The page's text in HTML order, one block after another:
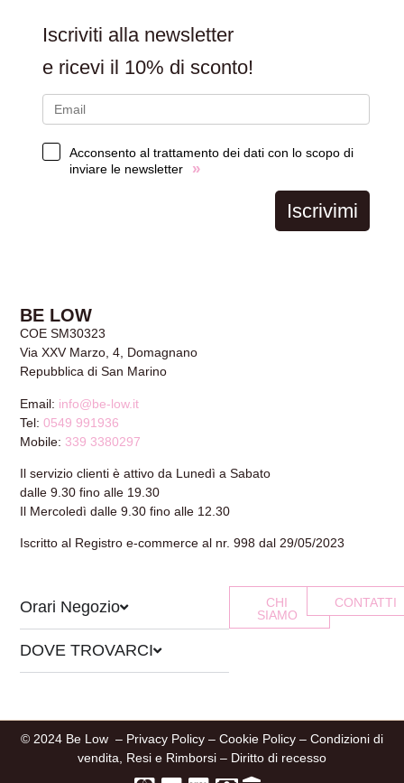
Iscriviti alla newsletter
e ricevi il 10% di sconto!
Acconsento al trattamento dei dati con lo scopo di
inviare le newsletter
»
Iscrivimi
BE LOW
COE SM30323
Via XXV Marzo, 4, Domagnano
Repubblica di San Marino
Email: info@be-low.it
Tel:0549 991936
Mobile: 339 3380297
Il servizio clienti è attivo da Lunedì a Sabato
dalle 9.30 fino alle 19.30
Il Mercoledì dalle 9.30 fino alle 12.30
Iscritto al Registro e-commerce al nr. 998 dal 29/05/2023
Orari Negozio
DOVE TROVARCI
CHI
SIAMO
CONTATTI
© 2024 Be Low – Privacy Policy – Cookie Policy – Condizioni di
vendita, Resi e Rimborsi – Diritto di recesso